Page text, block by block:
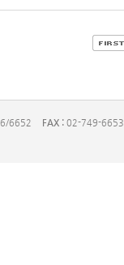
6652 FAX : 02-749-6653